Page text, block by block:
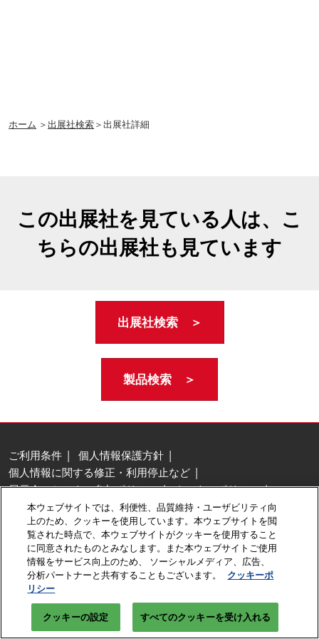
ホーム ＞出展社検索＞出展社詳細
この出展社を見ている人は、こ
ちらの出展社も見ています
出展社検索 ＞
製品検索 ＞
ご利用条件
個人情報保護方針
個人情報に関する修正・利用停止など
展示会・セミナー参加ポリシー
クッキーポリシー
クッキーの設定
Copyright © RX Japan GK
本ウェブサイトでは、利便性、品質維持・ユーザビリティ向
上のため、クッキーを使用しています。本ウェブサイトを閲
覧された時点で、本ウェブサイトがクッキーを使用すること
に同意されたものとみなします。また本ウェブサイトご使用
情報をサービス向上のため、 ソーシャルメディア、広告、
分析パートナーと共有することもございます。
クッキーポ
リシー
クッキーの設定 すべてのクッキーを受け入れる